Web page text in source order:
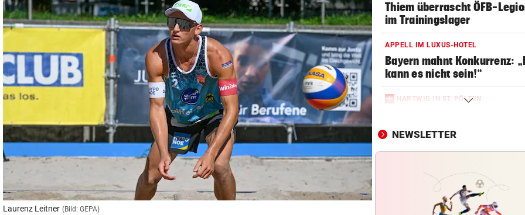
© Krone Multimedia GmbH & Co KG 2026
Muthgasse 2, 1190 Wien
Laurenz Leitner (Bild: GEPA)
Thiem überrascht ÖFB-
im Trainingslager
APPELL IM LUXUS-HOTEL
Bayern mahnt Konkurrenz:
kann es nicht sein!“
HARTWIG IN ST. PÖLTEN
„Weltmeister-Sprosses“
GEGEN WATTENS
Schlüssel zum Erfolg
VORWÜRFE UND TRÄNEN
NEWSLETTER